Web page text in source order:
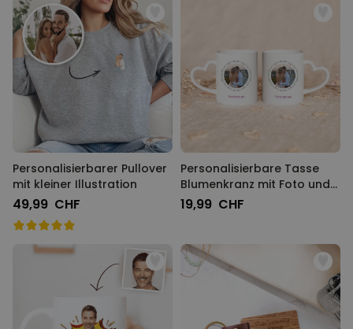
Personalisierbarer Pullover
mit kleiner Illustration
49,99 CHF
Personalisierbare Tasse
Blumenkranz mit Foto und
Text
19,99 CHF